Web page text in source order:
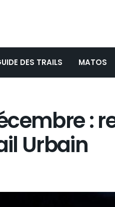
DES TRAILS MATOS
:
Urbain